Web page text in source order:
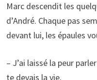
Marc descendit les
d’André. Chaque pas
devant lui, les épaules
– J’ai laissé la peur
te devais la vie.